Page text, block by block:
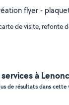
flyer -
de visite,
à
de résultats dans cette